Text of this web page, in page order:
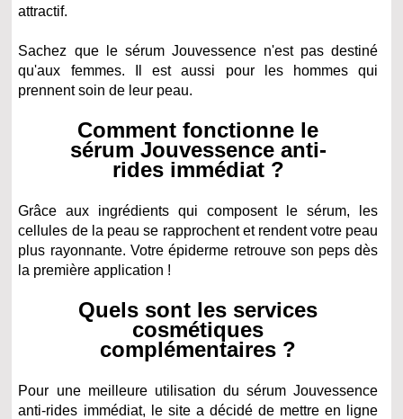
attractif.
Sachez que le sérum Jouvessence n'est pas destiné
qu'aux femmes. Il est aussi pour les hommes qui
prennent soin de leur peau.
Comment fonctionne le
sérum Jouvessence anti-
rides immédiat ?
Grâce aux ingrédients qui composent le sérum, les
cellules de la peau se rapprochent et rendent votre peau
plus rayonnante. Votre épiderme retrouve son peps dès
la première application !
Quels sont les services
cosmétiques
complémentaires ?
Pour une meilleure utilisation du sérum Jouvessence
anti-rides immédiat, le site a décidé de mettre en ligne